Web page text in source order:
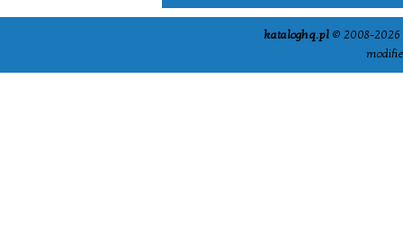
kataloghq.pl © 2008-